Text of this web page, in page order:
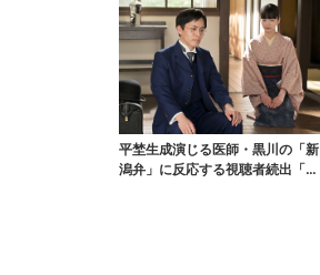
平埜生成演じる医師・黒川の「新
潟弁」に反応する視聴者続出「グ